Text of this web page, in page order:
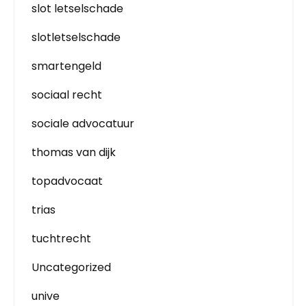
slot letselschade
slotletselschade
smartengeld
sociaal recht
sociale advocatuur
thomas van dijk
topadvocaat
trias
tuchtrecht
Uncategorized
unive